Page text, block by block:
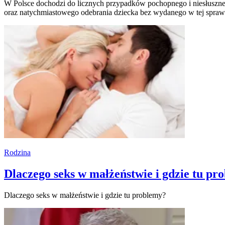
W Polsce dochodzi do licznych przypadków pochopnego i
oraz natychmiastowego odebrania dziecka bez wydanego w tej
Rodzina
Dlaczego seks w małżeństwie i gdzie tu
Dlaczego seks w małżeństwie i gdzie tu problemy?